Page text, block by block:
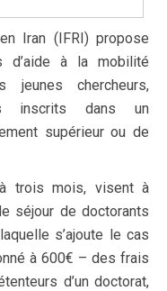
Iran (IFRI) propose
d’aide à la mobilité
jeunes chercheurs,
inscrits dans un
supérieur ou de
à trois mois, visent à
séjour de doctorants
s’ajoute le cas
à 600€ – des frais
d’un doctorat,